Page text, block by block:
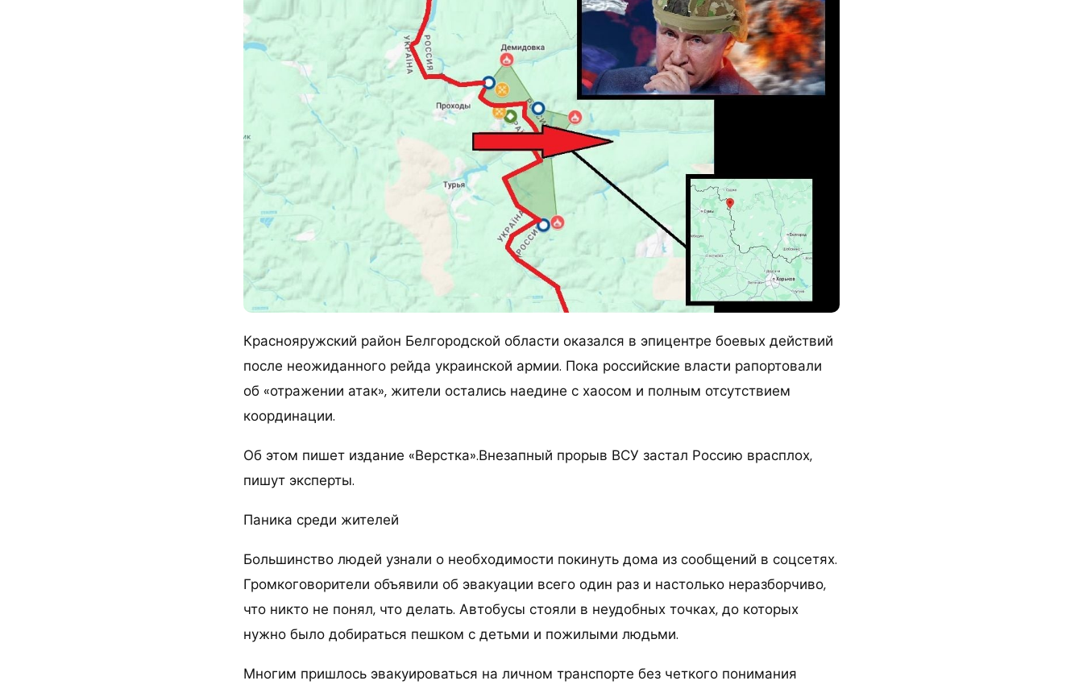
Краснояружский район Белгородской области оказался в эпицентре боевых действий
после неожиданного рейда украинской армии. Пока российские власти рапортовали
об «отражении атак», жители остались наедине с хаосом и полным отсутствием
координации.
Об этом пишет издание «Верстка».Внезапный прорыв ВСУ застал Россию врасплох,
пишут эксперты.
Паника среди жителей
Большинство людей узнали о необходимости покинуть дома из сообщений в соцсетях.
Громкоговорители объявили об эвакуации всего один раз и настолько неразборчиво,
что никто не понял, что делать. Автобусы стояли в неудобных точках, до которых
нужно было добираться пешком с детьми и пожилыми людьми.
Многим пришлось эвакуироваться на личном транспорте без четкого понимания